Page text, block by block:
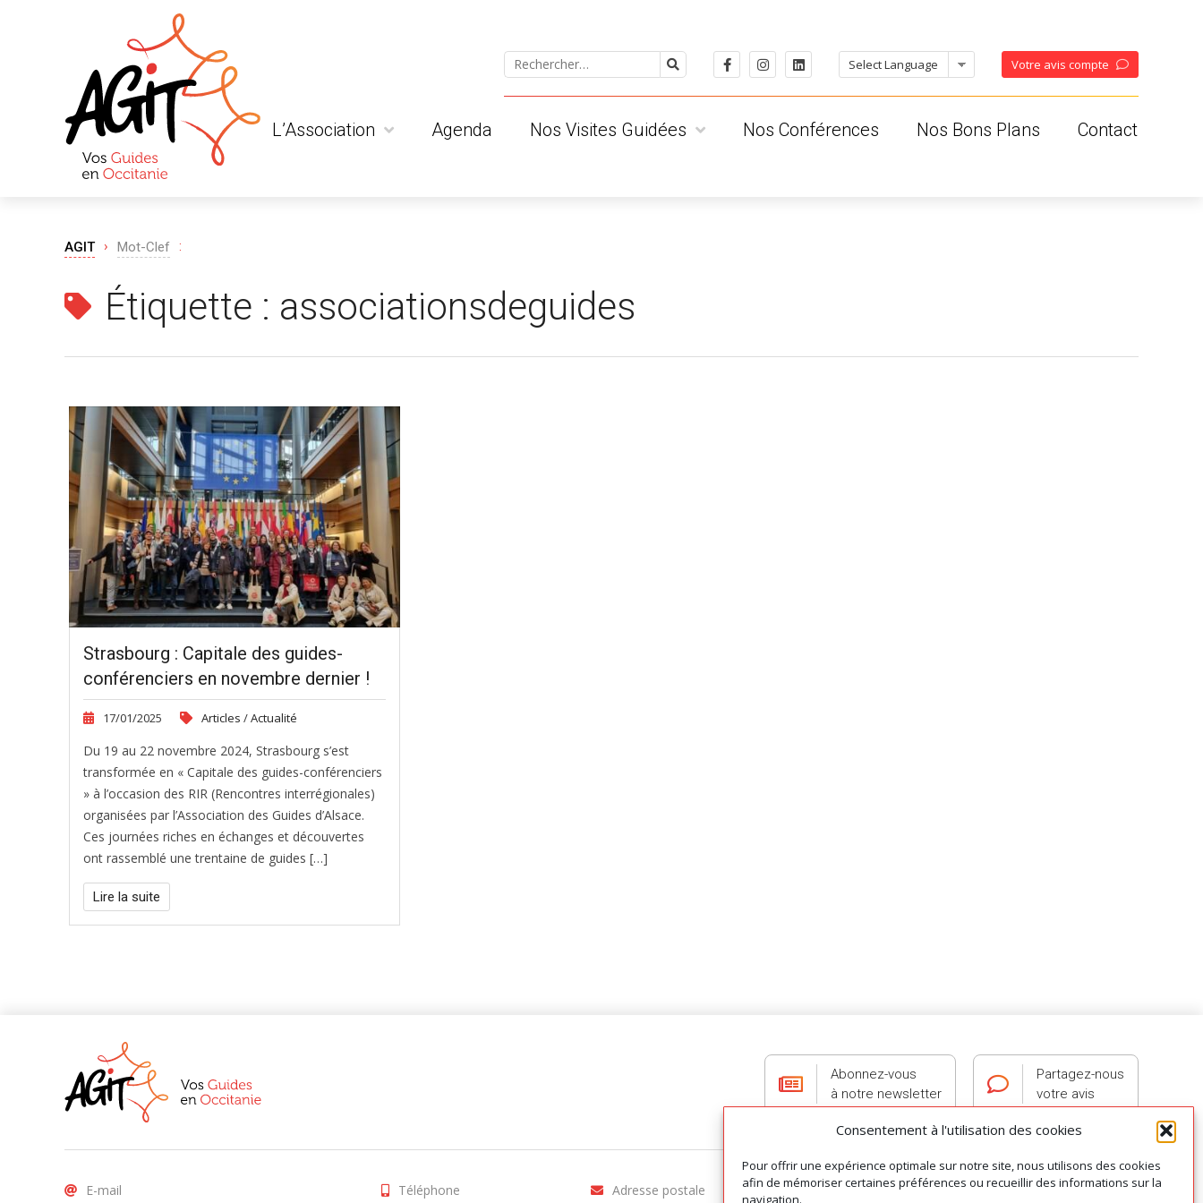
Consentement à l'utilisation des cookies
Pour offrir une expérience optimale sur notre site, nous utilisons des cookies
afin de mémoriser certaines préférences ou recueillir des informations sur la
navigation.
Votre avis compte
L’Association Agenda Nos Visites Guidées Nos Conférences Nos Bons Plans Contact
AGIT › Mot-Clef :
Étiquette : associationsdeguides
Strasbourg : Capitale des guides-
conférenciers en novembre dernier !
17/01/2025 Articles /Actualité
Du 19 au 22 novembre 2024, Strasbourg s’est
transformée en « Capitale des guides-conférenciers
» à l’occasion des RIR (Rencontres interrégionales)
organisées par l’Association des Guides d’Alsace.
Ces journées riches en échanges et découvertes
ont rassemblé une trentaine de guides […]
Lire la suite
Abonnez-vous
à notre newsletter
Partagez-nous
votre avis
E-mail Téléphone Adresse postale